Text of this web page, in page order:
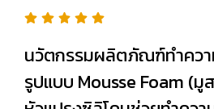
นวัตกรรมผลิตภัณฑ์ทำควา
รูปแบบ Mousse Foam (